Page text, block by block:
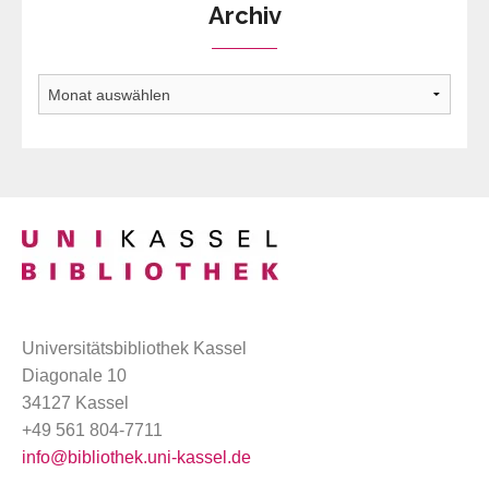
Archiv
Universitätsbibliothek Kassel
Diagonale 10
34127 Kassel
+49 561 804-7711
info@bibliothek.uni-kassel.de